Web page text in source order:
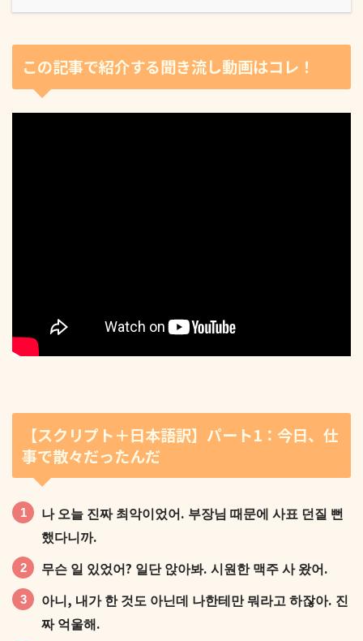
この記事で紹介する聞き流し動画はコレ！
【スクリプト＋日本語訳】パート1：今日、仕
事で散々だったんだ
나 오늘 진짜 최악이었어. 부장님 때문에 사표 던질 뻔
했다니까.
무슨 일 있었어? 일단 앉아봐. 시원한 맥주 사 왔어.
아니, 내가 한 것도 아닌데 나한테만 뭐라고 하잖아. 진
짜 억울해.